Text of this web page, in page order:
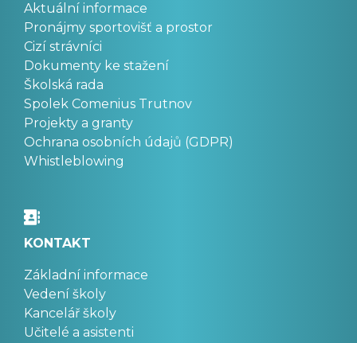
Aktuální informace
Pronájmy sportovišť a prostor
Cizí strávníci
Dokumenty ke stažení
Školská rada
Spolek Comenius Trutnov
Projekty a granty
Ochrana osobních údajů (GDPR)
Whistleblowing
KONTAKT
Základní informace
Vedení školy
Kancelář školy
Učitelé a asistenti